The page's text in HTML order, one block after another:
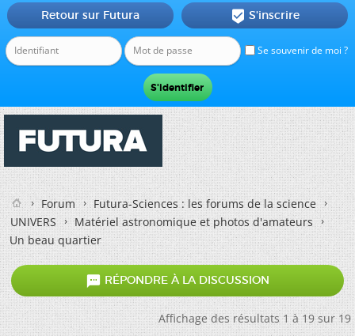
Se souvenir de moi ?
Retour sur Futura  S'inscrire
Forum
Futura-Sciences : les forums de la science
UNIVERS
Matériel astronomique et photos d'amateurs
Un beau quartier
 RÉPONDRE À LA DISCUSSION
Affichage des résultats 1 à 19 sur 19